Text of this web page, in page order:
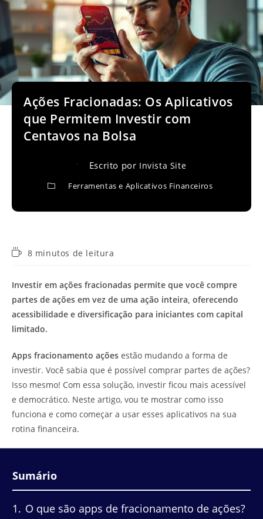
Ações Fracionadas: Os Aplicativos
que Permitem Investir com
Centavos na Bolsa
Escrito por Invista Site
Ferramentas e Aplicativos Financeiros
Tempo8 minutos de leitura
Investir em ações fracionadas permite que você compre
partes de ações em vez de uma ação inteira, oferecendo
acessibilidade e diversificação para iniciantes com capital
limitado.
Apps fracionamento ações estão mudando a forma de
investir. Você sabia que é possível comprar partes de ações?
Isso mesmo! Com essa solução, investir ficou mais acessível
e democrático. Neste artigo, vou te mostrar como isso
funciona e como começar a usar esses aplicativos na sua
rotina financeira.
Sumário
1
O que são apps de fracionamento de ações?